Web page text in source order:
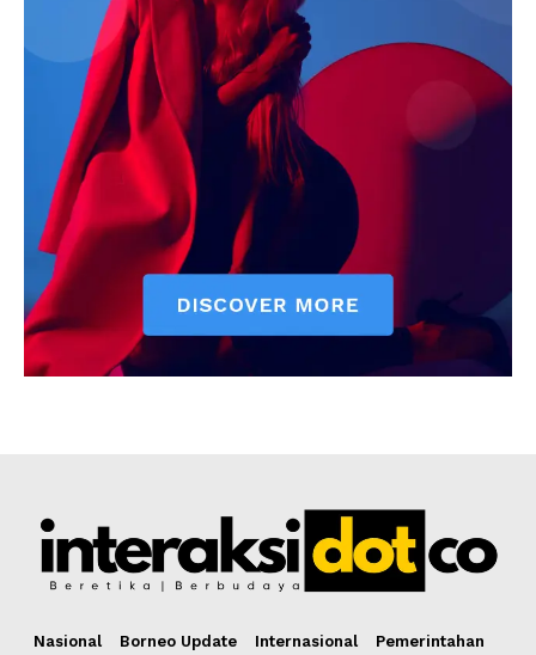
Nasional Borneo Update Internasional
Pemerintahan